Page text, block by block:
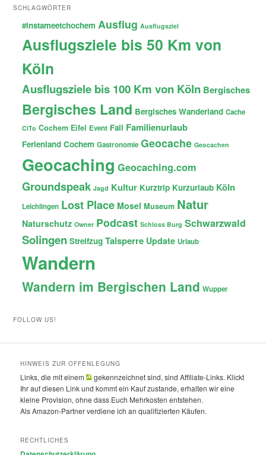
SCHLAGWÖRTER
#instameetchochem Ausflug Ausflugsziel
Ausflugsziele bis 50 Km von
Köln
Ausflugsziele bis 100 Km von Köln Bergisches
Bergisches Land Bergisches Wanderland Cache
CiTo Cochem Eifel Event Fail Familienurlaub
Ferienland Cochem Gastronomie Geocache Geocachen
Geocaching Geocaching.com
Groundspeak Jagd Kultur Kurztrip Kurzurlaub Köln
Leichlingen Lost Place Mosel Museum Natur
Naturschutz Owner Podcast Schloss Burg Schwarzwald
Solingen Streifzug Talsperre Update Urlaub
Wandern
Wandern im Bergischen Land Wupper
FOLLOW US!
HINWEIS ZUR OFFENLEGUNG
Links, die mit einem
gekennzeichnet sind, sind Affiliate-Links. Klickt
Ihr auf diesen Link und kommt ein Kauf zustande, erhalten wir eine
kleine Provision, ohne dass Euch Mehrkosten entstehen.
Als Amazon-Partner verdiene ich an qualifizierten Käufen.
RECHTLICHES